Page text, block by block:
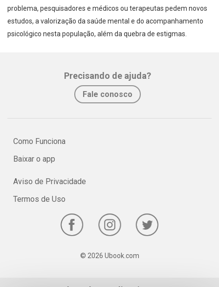
problema, pesquisadores e médicos ou terapeutas pedem novos
estudos, a valorização da saúde mental e do acompanhamento
psicológico nesta população, além da quebra de estigmas.
Precisando de ajuda?
Fale conosco
Como Funciona
Baixar o app
Aviso de Privacidade
Termos de Uso
© 2026 Ubook.com